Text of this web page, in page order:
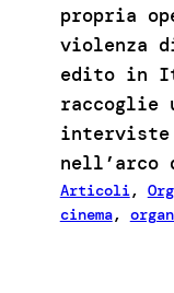
propria
violenza
edito in
raccoglie
nell’arco
Articoli,
cinema,